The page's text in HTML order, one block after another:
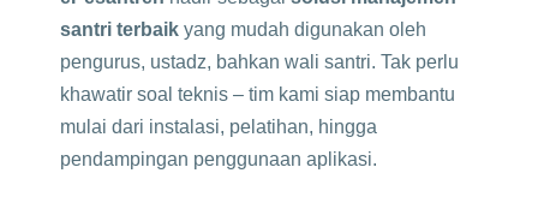
santri terbaik yang mudah digunakan oleh
pengurus, ustadz, bahkan wali santri. Tak perlu
khawatir soal teknis – tim kami siap membantu
mulai dari instalasi, pelatihan, hingga
pendampingan penggunaan aplikasi.